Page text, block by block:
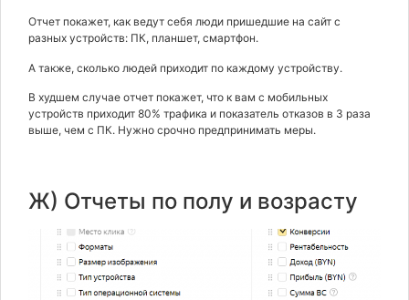
Отчет покажет, как ведут себя люди пришедшие на сайт с
разных устройств: ПК, планшет, смартфон.
А также, сколько людей приходит по каждому устройству.
В худшем случае отчет покажет, что к вам с мобильных
устройств приходит 80% трафика и показатель отказов в 3 раза
выше, чем с ПК. Нужно срочно предпринимать меры.
Ж) Отчеты по полу и возрасту